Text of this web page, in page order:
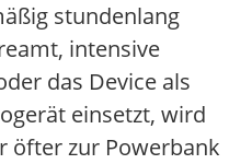
stundenlang
intensive
das Device als
einsetzt, wird
öfter zur Powerbank